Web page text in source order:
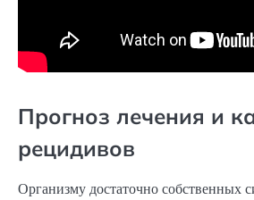
Прогноз лечения и
рецидивов
Организму достаточно собственных